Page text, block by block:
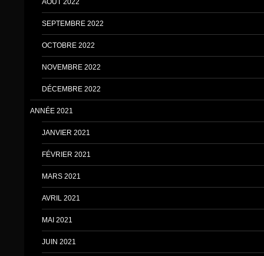
SEPTEMBRE 2022
OCTOBRE 2022
NOVEMBRE 2022
DÉCEMBRE 2022
ANNÉE 2021
JANVIER 2021
FÉVRIER 2021
MARS 2021
AVRIL 2021
MAI 2021
JUIN 2021